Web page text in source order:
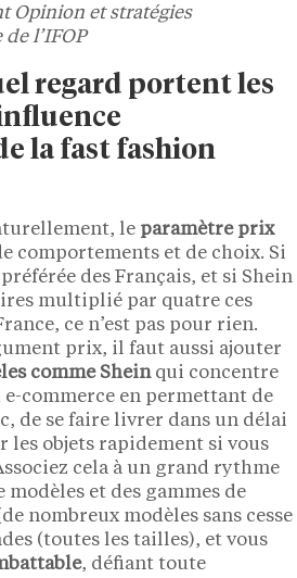
Opinion et stratégies
l’IFOP
regard portent les
la fast fashion
le paramètre prix
comportements et de choix. Si
des Français, et si Shein
multiplié par quatre ces
ce n’est pas pour rien.
prix, il faut aussi ajouter
comme Sheinqui concentre
e-commerce en permettant de
de se faire livrer dans un délai
les objets rapidement si vous
cela à un grand rythme
et des gammes de
nombreux modèles sans cesse
(toutes les tailles), et vous
, défiant toute